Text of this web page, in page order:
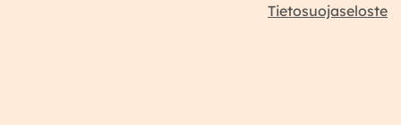
Tietosuojaseloste